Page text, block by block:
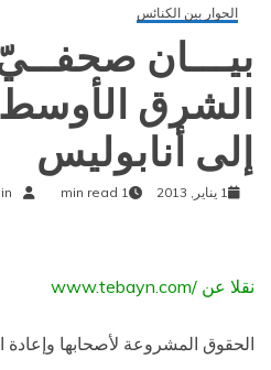
الحوار بين الكنائس
بيـــان
الشرق
إلى أنابوليس
1 يناير, 2013 1 min read
نقلا عن /www.tebayn.com
الحقوق المشروعة لأصحابها وإعادة